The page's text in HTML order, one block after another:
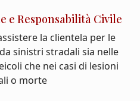
e Responsabilità Civile
la clientela per le
sinistri stradali sia nelle
che nei casi di lesioni
o morte